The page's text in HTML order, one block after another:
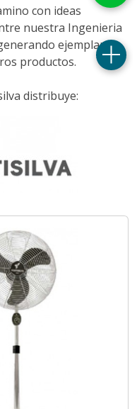
con ideas
nuestra Ingenieria
ejemplares
productos.
distribuye: